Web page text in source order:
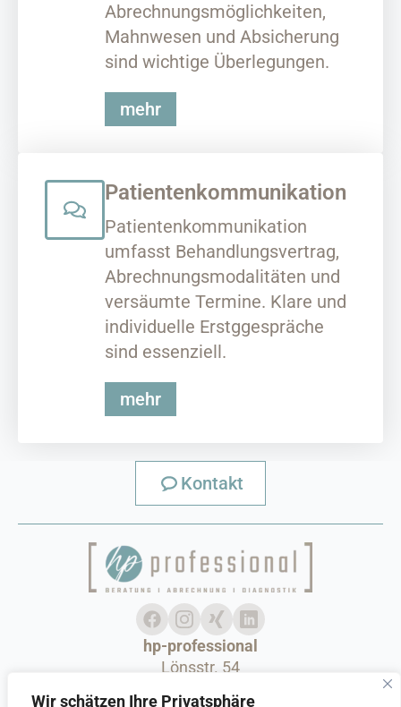
Wir schätzen Ihre Privatsphäre
Abrechnungsmöglichkeiten,
Mahnwesen und Absicherung
sind wichtige Überlegungen.
mehr
Patientenkommunikation
Patientenkommunikation
umfasst Behandlungsvertrag,
Abrechnungsmodalitäten und
versäumte Termine. Klare und
individuelle Erstggespräche
sind essenziell.
mehr
Kontakt
hp-professional
Lönsstr. 54